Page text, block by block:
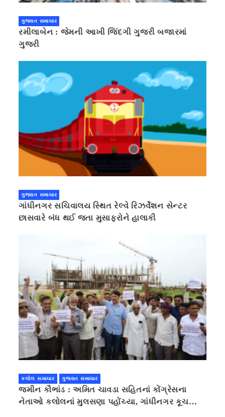
ગુજરાત સમાચાર
રમીલાબેન : જેમની આખી જિંદગી ગુજરી બજારમાં
ગુજરી
ગુજરાત સમાચાર
ગાંધીનગર સચિવાલય સ્થિત રેલ્વે રિઝર્વેશન સેન્ટર
છાસવારે બંધ થઈ જતા મુસાફરોને હાલાકી
કલોલ સમાચાર ગુજરાત સમાચાર
જમીન કૌભાંડ : અમિત ચાવડા સહિતનાં કોંગ્રેસના
નેતાઓ કલોલનાં મુલસણા પહોંચ્યા, ગાંધીનગર કૂચ